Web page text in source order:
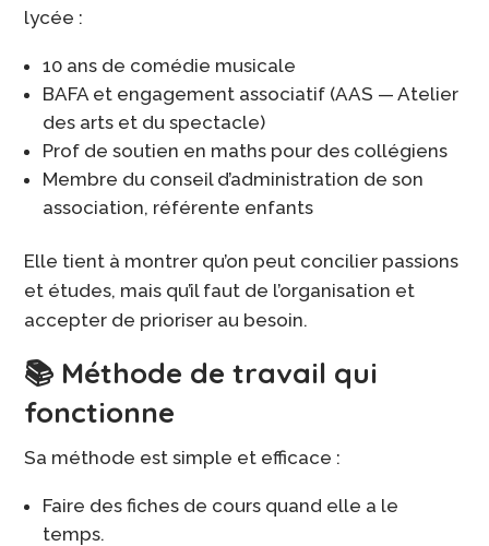
lycée :
10 ans de comédie musicale
BAFA et engagement associatif (AAS — Atelier
des arts et du spectacle)
Prof de soutien en maths pour des collégiens
Membre du conseil d’administration de son
association, référente enfants
Elle tient à montrer qu’on peut concilier passions
et études, mais qu’il faut de l’organisation et
accepter de prioriser au besoin.
📚 Méthode de travail qui
fonctionne
Sa méthode est simple et efficace :
Faire des fiches de cours quand elle a le
temps.